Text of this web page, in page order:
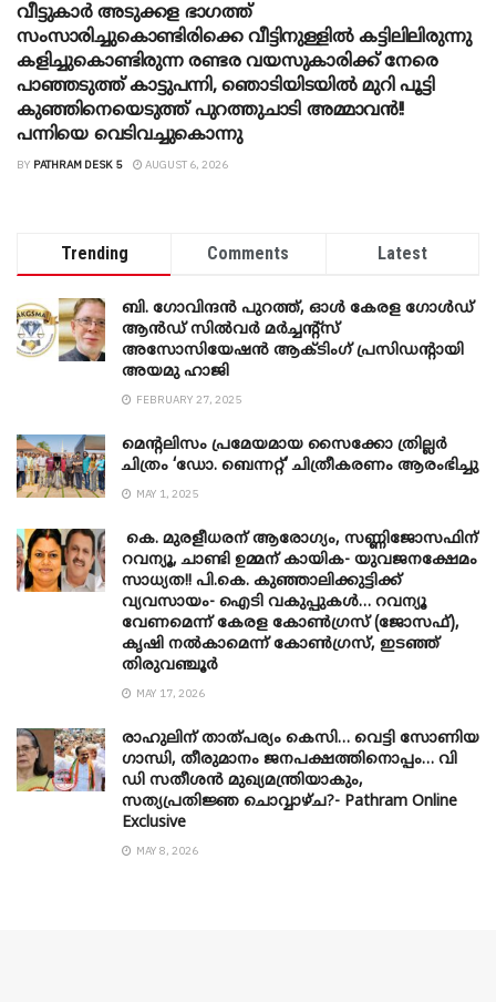
വീട്ടുകാർ അ‌ടുക്കള ഭാ​ഗത്ത്
സംസാരിച്ചുകൊണ്ടിരിക്കെ വീട്ടിനുള്ളിൽ കട്ടിലിലിരുന്നു
കളിച്ചുകൊണ്ടിരുന്ന രണ്ടര വയസുകാരിക്ക് നേരെ
പാഞ്ഞടുത്ത് കാട്ടുപന്നി, ‍ഞൊടിയി‌ടയിൽ മുറി പൂട്ടി
കുഞ്ഞിനെയെടുത്ത് പുറത്തുചാടി അമ്മാവൻ!!
പന്നിയെ വെടിവച്ചുകൊന്നു
BY PATHRAM DESK 5 AUGUST 6, 2026
Trending Comments Latest
ബി. ​ഗോവിന്ദൻ പുറത്ത്, ഓൾ കേരള ഗോൾഡ്
ആൻഡ് സിൽവർ മർച്ചന്റ്സ്
അസോസിയേഷൻ ആക്ടിംഗ് പ്രസിഡന്റായി
അയമു ഹാജി
FEBRUARY 27, 2025
മെന്‍റലിസം പ്രമേയമായ സൈക്കോ ത്രില്ലർ
ചിത്രം ‘ഡോ. ബെന്നറ്റ്’ ചിത്രീകരണം ആരംഭിച്ചു
MAY 1, 2025
കെ. മുരളീധരന് ആരോഗ്യം, സണ്ണിജോസഫിന്
റവന്യൂ, ചാണ്ടി ഉമ്മന് കായിക- യുവജനക്ഷേമം
സാധ്യത!! പി.കെ. കുഞ്ഞാലിക്കുട്ടിക്ക്
വ്യവസായം- ഐടി വകുപ്പുകൾ… റവന്യൂ
വേണമെന്ന് കേരള കോൺഗ്രസ് (ജോസഫ്),
കൃഷി നൽകാമെന്ന് കോൺഗ്രസ്, ഇടഞ്ഞ്
തിരുവഞ്ചൂർ
MAY 17, 2026
രാഹുലിന് താത്പര്യം കെസി… വെട്ടി സോണിയ
​ഗാന്ധി, തീരുമാനം ജനപക്ഷത്തിനൊപ്പം… വി
ഡി സതീശൻ മുഖ്യമന്ത്രിയാകും,
സത്യപ്രതിജ്ഞ ചൊവ്വാഴ്ച?- Pathram Online
Exclusive
MAY 8, 2026